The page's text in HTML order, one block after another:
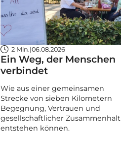
2 Min.|06.08.2026
Ein Weg, der Menschen
verbindet
Wie aus einer gemeinsamen
Strecke von sieben Kilometern
Begegnung, Vertrauen und
gesellschaftlicher Zusammenhalt
entstehen können.